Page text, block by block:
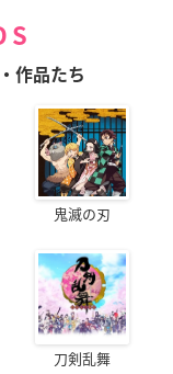
作品たち
鬼滅の刃
刀剣乱舞